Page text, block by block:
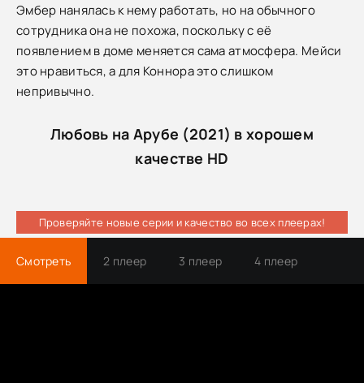
Эмбер нанялась к нему работать, но на обычного
сотрудника она не похожа, поскольку с её
появлением в доме меняется сама атмосфера. Мейси
это нравиться, а для Коннора это слишком
непривычно.
Любовь на Арубе (2021) в хорошем
качестве HD
Проверяйте новые серии и качество во всех плеерах!
Смотреть 2 плеер 3 плеер 4 плеер